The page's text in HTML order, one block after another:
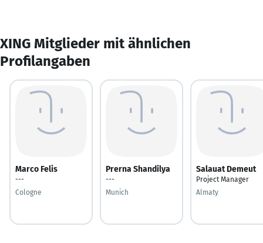
XING Mitglieder mit ähnlichen
Profilangaben
Marco Felis
---
Cologne
Prerna Shandilya
---
Munich
Salauat Demeut
Project Manager
Almaty